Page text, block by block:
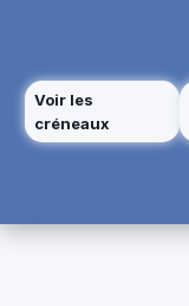
Voir les
créneaux